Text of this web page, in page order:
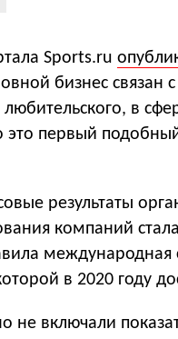
Sports.ru
бизнес связан
в
первый
результаты
компаний
международная
в 2020 году
не включали